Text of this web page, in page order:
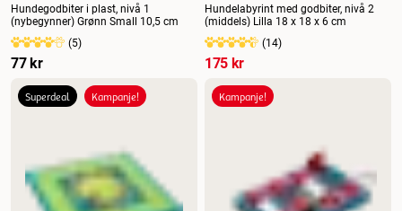
Hundegodbiter i plast, nivå 1
(nybegynner) Grønn Small 10,5 cm
(5)
77 kr
Hundelabyrint med godbiter, nivå 2
(middels) Lilla 18 x 18 x 6 cm
(14)
175 kr
Superdeal Kampanje! Kampanje!